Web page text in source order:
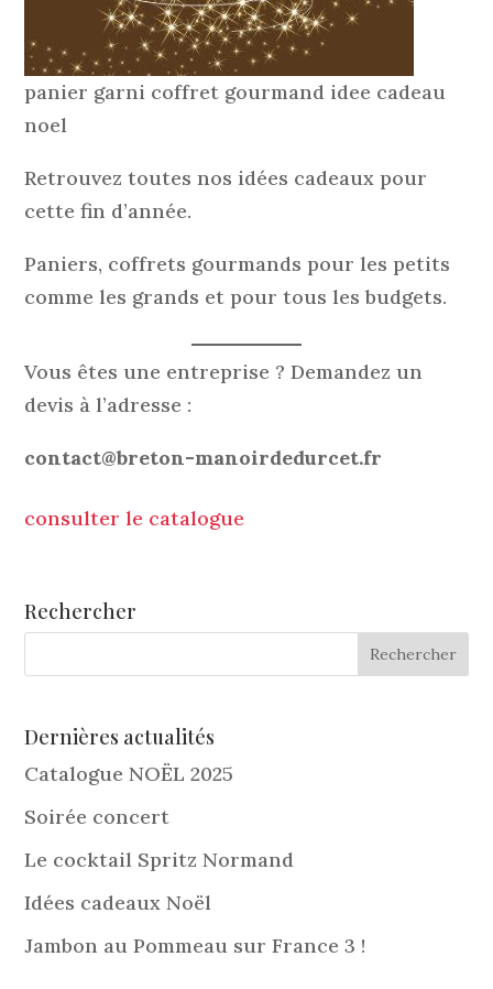
Rechercher
Dernières actualités
Catalogue NOËL 2025
Soirée concert
Le cocktail Spritz Normand
Idées cadeaux Noël
Jambon au Pommeau sur France 3 !
panier garni coffret gourmand idee cadeau
noel
Retrouvez toutes nos idées cadeaux pour
cette fin d’année.
Paniers, coffrets gourmands pour les petits
comme les grands et pour tous les budgets.
Vous êtes une entreprise ? Demandez un
devis à l’adresse :
contact@breton-manoirdedurcet.fr
consulter le catalogue